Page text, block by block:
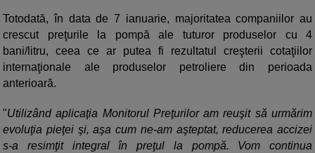
Totodată, în data de 7 ianuarie, majoritatea companiilor au
crescut preţurile la pompă ale tuturor produselor cu 4
bani/litru, ceea ce ar putea fi rezultatul creşterii cotaţiilor
internaţionale ale produselor petroliere din perioada
anterioară.
"Utilizând aplicaţia Monitorul Preţurilor am reuşit să urmărim
evoluţia pieţei şi, aşa cum ne-am aşteptat, reducerea accizei
s-a resimţit integral în preţul la pompă. Vom continua